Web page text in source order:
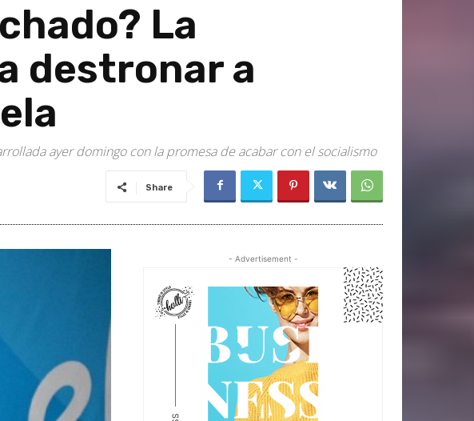
La
destronar a
ayer domingo con la promesa de acabar con el socialismo
Share
- Advertisement -